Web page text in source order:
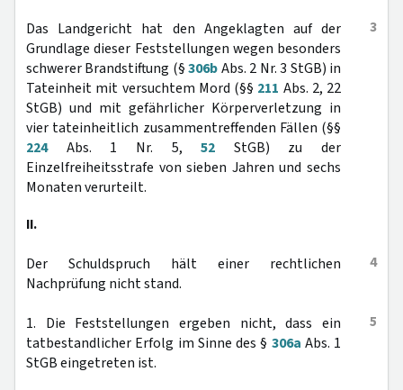
3
Das Landgericht hat den Angeklagten auf der
Grundlage dieser Feststellungen wegen besonders
schwerer Brandstiftung (§306bAbs. 2 Nr. 3 StGB) in
Tateinheit mit versuchtem Mord (§§ 211 Abs. 2, 22
StGB) und mit gefährlicher Körperverletzung in
vier tateinheitlich zusammentreffenden Fällen (§§
224Abs. 1 Nr. 5,52 StGB) zu der
Einzelfreiheitsstrafe von sieben Jahren und sechs
Monaten verurteilt.
II.
4
Der Schuldspruch hält einer rechtlichen
Nachprüfung nicht stand.
5
1. Die Feststellungen ergeben nicht, dass ein
tatbestandlicher Erfolg im Sinne des § 306a Abs. 1
StGB eingetreten ist.